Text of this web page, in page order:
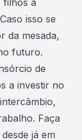
filhos a
isso se
da mesada,
futuro.
de
a investir no
intercâmbio,
. Faça
já em